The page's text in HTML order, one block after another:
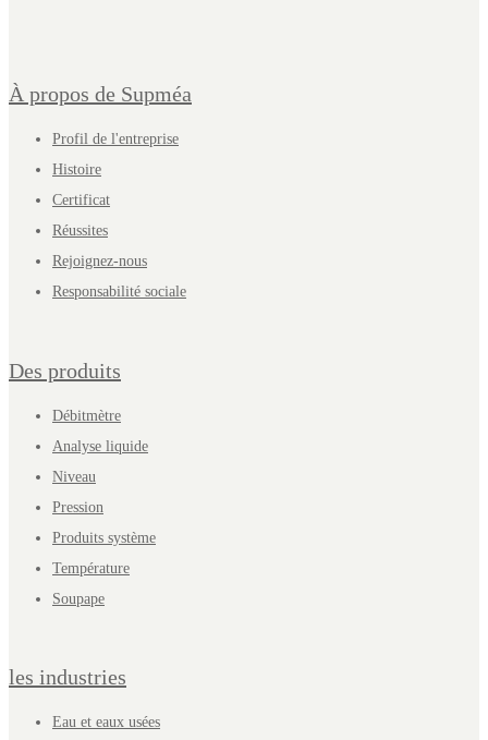
À propos de Supméa
Profil de l'entreprise
Histoire
Certificat
Réussites
Rejoignez-nous
Responsabilité sociale
Des produits
Débitmètre
Analyse liquide
Niveau
Pression
Produits système
Température
Soupape
les industries
Eau et eaux usées